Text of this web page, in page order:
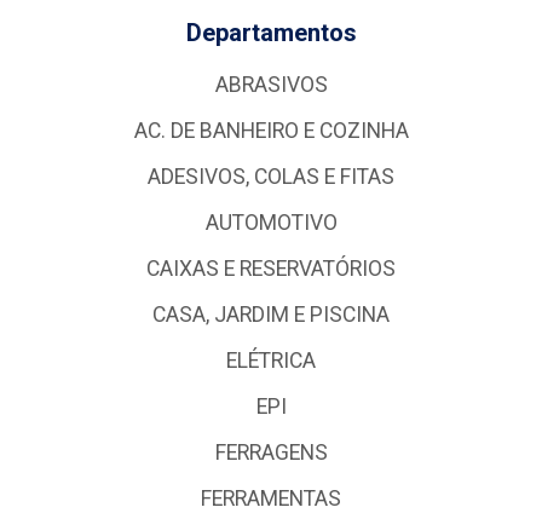
Departamentos
ABRASIVOS
AC. DE BANHEIRO E COZINHA
ADESIVOS, COLAS E FITAS
AUTOMOTIVO
CAIXAS E RESERVATÓRIOS
CASA, JARDIM E PISCINA
ELÉTRICA
EPI
FERRAGENS
FERRAMENTAS